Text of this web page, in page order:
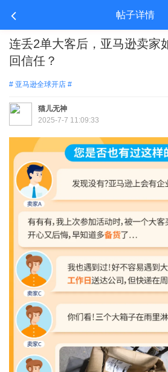
帖子详情
连丢2单大客后，亚马逊卖家
回信任？
# 亚马逊全球开店 #
猫儿无神
2025-7-7 11:09:33